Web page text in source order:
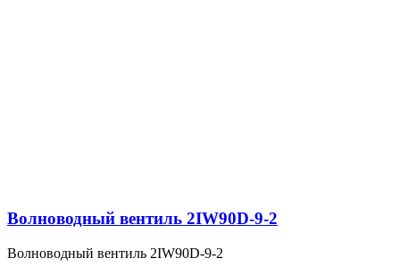
Волноводный вентиль 2IW90D-9-2
Волноводный вентиль 2IW90D-9-2